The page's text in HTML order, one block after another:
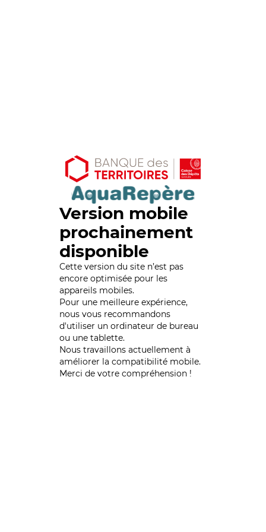
Version mobile
prochainement
disponible
Cette version du site n’est pas
encore optimisée pour les
appareils mobiles.
Pour une meilleure expérience,
nous vous recommandons
d'utiliser un ordinateur de bureau
ou une tablette.
Nous travaillons actuellement à
améliorer la compatibilité mobile.
Merci de votre compréhension !